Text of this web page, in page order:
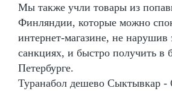
Мы также учли товары из
Финляндии, которые можно
интернет-магазине, не нарушив
санкциях, и быстро получить в
Петербурге.
Туранабол дешево Сыктывкар -